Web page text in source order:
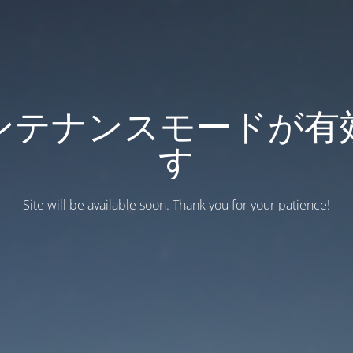
テナンスモードが有
す
Site will be available soon. Thank you for your patience!